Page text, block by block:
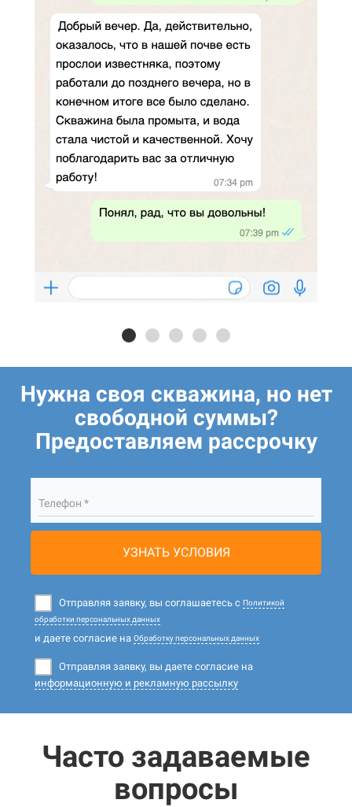
Нужна своя скважина, но нет
свободной суммы?
Предоставляем рассрочку
Телефон *
УЗНАТЬ УСЛОВИЯ
Отправляя заявку, вы соглашаетесь с Политикой
обработки персональных данных
и даете согласие на Обработку персональных данных
Отправляя заявку, вы даете согласие на
информационную и рекламную рассылку
Часто задаваемые
вопросы